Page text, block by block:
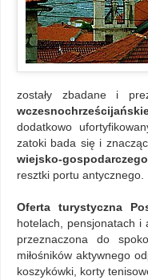
zostały zbadane i
dodatkowo
zatoki bada się i
wiejsko-
resztki portu antycznego.
Oferta turystyczna
hotelach, pensjonatach i
przeznaczona do
miłośników aktywnego
koszykówki, korty